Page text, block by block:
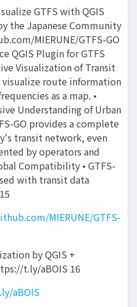
GTFS with QGIS
the Japanese Community
MIERUNE/GTFS-GO
QGIS Plugin for GTFS
Visualization of Transit
visualize route information
as a map. •
Understanding of Urban
GO provides a complete
transit network, even
by operators and
Compatibility • GTFS-
with transit data
MIERUNE/GTFS-
by QGIS +
t.ly/aBOIS 16
aBOIS